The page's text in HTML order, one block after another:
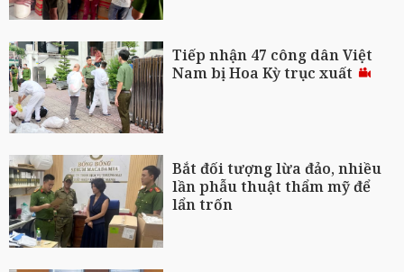
Tiếp nhận 47 công dân Việt
Nam bị Hoa Kỳ trục xuất
Bắt đối tượng lừa đảo, nhiều
lần phẫu thuật thẩm mỹ để
lẩn trốn